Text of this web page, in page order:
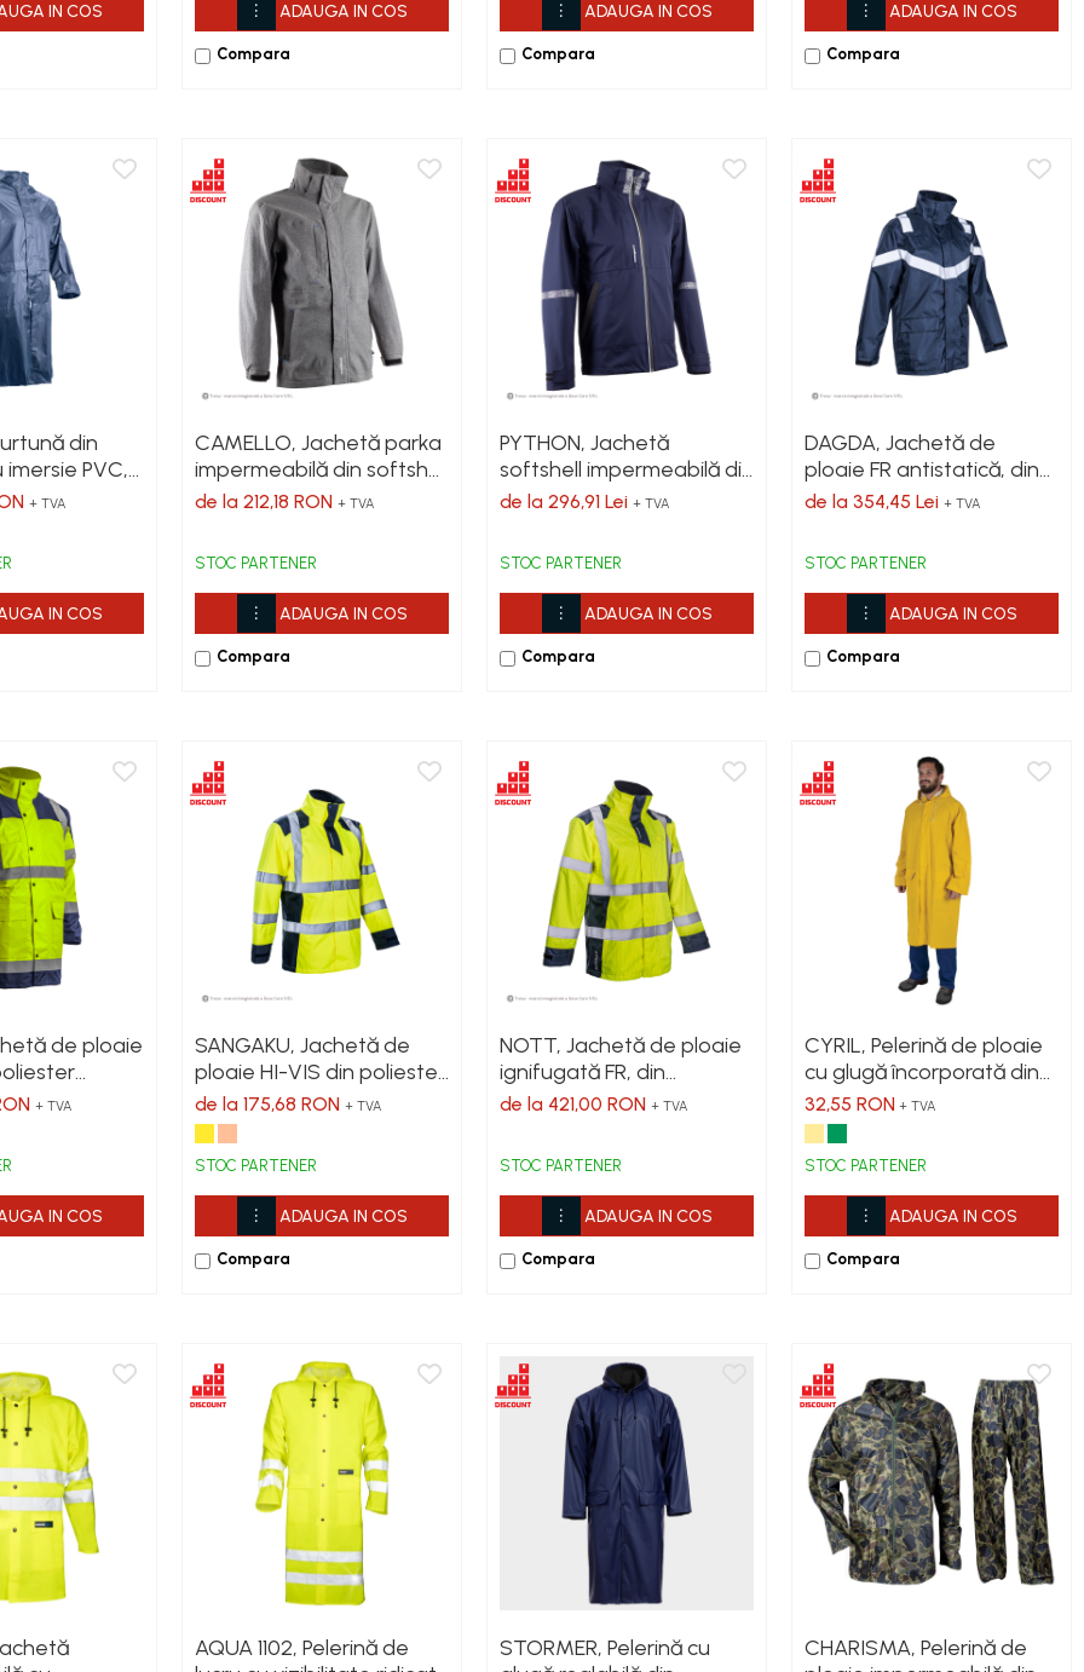
IN COS ADAUGA IN COS
Compara
ADAUGA IN COS
Compara
ADAUGA IN COS
Compara
din
PVC,
g/mp+ TVA
IN COS
CAMELLO, Jachetă parka
impermeabilă din softshell
cu 2 straturi, membrană
de la 212,18 RON + TVA
STOC PARTENER
ADAUGA IN COS
Compara
PYTHON, Jachetă
softshell impermeabilă din
poliester reciclat,
de la 296,91 Lei + TVA
STOC PARTENER
ADAUGA IN COS
Compara
DAGDA, Jachetă de
ploaie FR antistatică, din
poliester Oxford 250
de la 354,45 Lei + TVA
STOC PARTENER
ADAUGA IN COS
Compara
de ploaie
cu
plasă 75
+ TVA
IN COS
SANGAKU, Jachetă de
ploaie HI-VIS din poliester
ripstop Oxford 300D,
căptușeală din plasă 75
g/mp
de la 175,68 RON + TVA
STOC PARTENER
ADAUGA IN COS
Compara
NOTT, Jachetă de ploaie
ignifugată FR, din
poliester Oxford 300D cu
de la 421,00 RON + TVA
STOC PARTENER
ADAUGA IN COS
Compara
CYRIL, Pelerină de ploaie
cu glugă încorporată din
PVC și poliester, grosime
0,28 mm, lungime 120 cm
32,55 RON + TVA
STOC PARTENER
ADAUGA IN COS
Compara
AQUA 1102, Pelerină de
STORMER, Pelerină cu
CHARISMA, Pelerină de